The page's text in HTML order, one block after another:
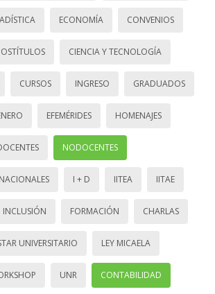
ECONOMÍA CONVENIOS
CIENCIA Y TECNOLOGÍA
CURSOS INGRESO GRADUADOS
EFEMÉRIDES HOMENAJES
NODOCENTES
I + D IITEA IITAE
INCLUSIÓN FORMACIÓN CHARLAS
UNIVERSITARIO LEY MICAELA
UNR CONTABILIDAD